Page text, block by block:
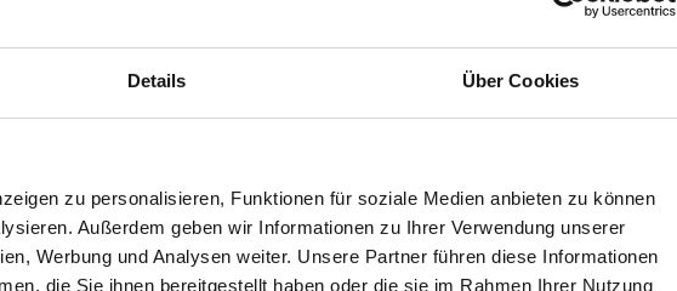
Details Über Cookies
zu personalisieren, Funktionen für soziale Medien anbieten zu können
Außerdem geben wir Informationen zu Ihrer Verwendung unserer
Werbung und Analysen weiter. Unsere Partner führen diese Informationen
die Sie ihnen bereitgestellt haben oder die sie im Rahmen Ihrer Nutzung